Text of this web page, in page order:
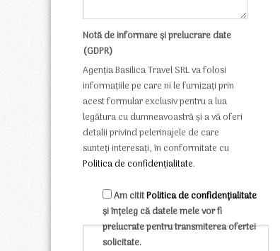
Notă de informare și prelucrare date
(GDPR)
Agenția Basilica Travel SRL va folosi
informațiile pe care ni le furnizați prin
acest formular exclusiv pentru a lua
legătura cu dumneavoastră și a vă oferi
detalii privind pelerinajele de care
sunteți interesați, în conformitate cu
Politica de confidențialitate.
Am cititPolitica de confidențialitate
și înțeleg că datele mele vor fi
prelucrate pentru transmiterea ofertei
solicitate.